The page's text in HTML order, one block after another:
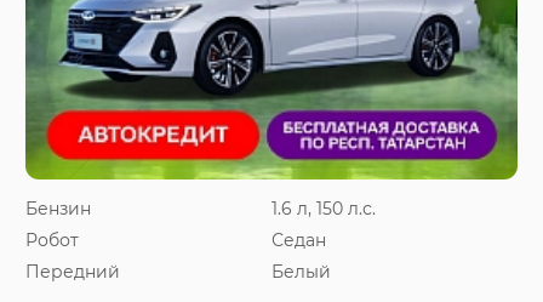
Бензин
1.6 л, 150 л.с.
Робот
Седан
Передний
Белый